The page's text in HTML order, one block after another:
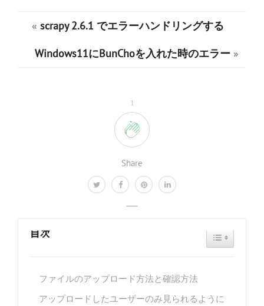
1
Share
« scrapy 2.6.1 でエラーハンドリングする
Windows11にBunChoを入れた時のエラー»
目次 TOGGLE
ファイルのアップロード方法と確認方法
アップロードしたユーザーのみ見られるように